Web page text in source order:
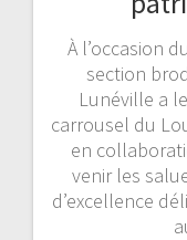
À l’occasion
section
Lunéville a
carrousel du
en
venir les
d’excellence